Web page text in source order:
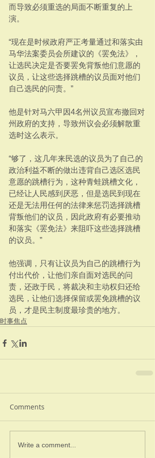
而导致必须重选的局面不断重复的上
演。
“现在是时候政府严正考量通过和落实由
马华法案委员会所建议的《罢免法》，
让选民决定是否要罢免背叛他们意愿的
议员，让这些选择跳槽的议员面对他们
自己选民的问责。”
他是针对马六甲因4名州议员宣布撤回对
州政府的支持，导致州议会必须解散重
选时这么表示。
“够了，这几年来民选的议员为了自己的
政治利益不断的做出违背自己选区选民
意愿的跳槽行为，这种青蛙跳槽文化，
已经让人民感到厌恶，但是选民到现在
还是无法用任何的法律来惩罚选择跳槽
背叛他们的议员，因此政府有必要推动
和落实《罢免法》来阻吓这些选择跳槽
的议员。”
他强调，只有让议员为自己的跳槽行为
付出代价，让他们亲自面对选民的问
责，还政于民，将裁决和主动权归还给
选民，让他们选择保留或罢免跳槽的议
员，才是民主制度最珍贵的地方。
时事焦点
Comments
Write a comment...